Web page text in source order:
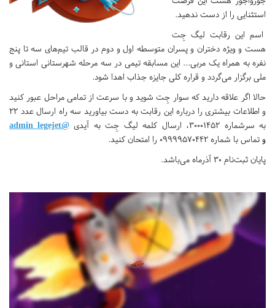
استثنایی را از دست ندهید.
اسم این رقابت لیگ جِت
هست و ویژه دختران و پسران متوسطه اول و دوم در قالب تیم‌های سه تا پنج
نفره به همراه یک مربی... این مسابقه تیمی در سه مرحله شهرستانی استانی و
ملی برگزار می‌گردد و قراره کلی جایزه جذاب اهدا شود.
حالا اگر علاقه دارید که سوار جِت شوید و با سرعت از تمامی مراحل عبور کنید
و اطلاعات بیشتری را درباره این رقابت به دست بیاورید سه راه ارسال عدد ۲۲
به سرشماره ۳۰۰۰۱۴۵۲، ارسال کلمه لیگ جِت به آیدی
@admin_legejet
و تماس با شماره ۰۹۹۹۹۵۷۰۴۴۲ را امتحان کنید.
پایان ثبت‌نام ۳۰ آذرماه می‌باشد.